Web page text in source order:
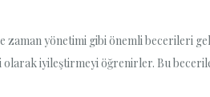
yönetimi gibi önemli becerileri
iyileştirmeyi öğrenirler. Bu